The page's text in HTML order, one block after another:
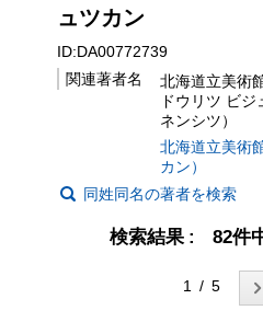
ュツカン
ID:DA00772739
関連著者名
北海道立美術
ドウリツ ビ
ネンシツ）
北海道立美術
カン）
同姓同名の著者を検索
検索結果 82件
1 / 5